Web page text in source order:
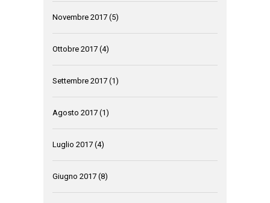
Novembre 2017 (5)
Ottobre 2017 (4)
Settembre 2017 (1)
Agosto 2017 (1)
Luglio 2017 (4)
Giugno 2017 (8)